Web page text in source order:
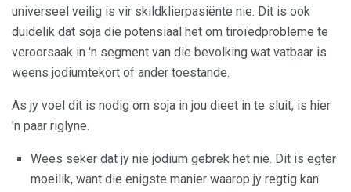
universeel veilig is vir skildklierpasiënte nie. Dit is ook
duidelik dat soja die potensiaal het om tiroïedprobleme te
veroorsaak in 'n segment van die bevolking wat vatbaar is
weens jodiumtekort of ander toestande.
As jy voel dit is nodig om soja in jou dieet in te sluit, is hier
'n paar riglyne.
Wees seker dat jy nie jodium gebrek het nie. Dit is egter
moeilik, want die enigste manier waarop jy regtig kan